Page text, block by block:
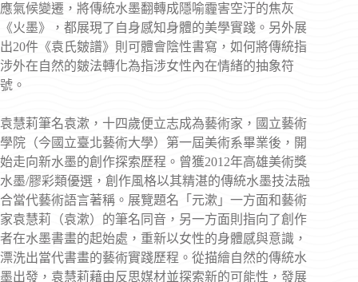
應氣候變遷，將傳統水墨翻轉成隱喻霾害空汙的焦灰
《火墨》，都展現了自身感知身體的美學實踐。另外展
出20件《袁氏皴譜》則可體會陰性書寫，如何將傳統指
涉外在自然的皴法轉化為指涉女性內在情緒的抽象符
號。
袁慧莉筆名袁漱，十四歲便立志成為藝術家，國立藝術
學院（今國立臺北藝術大學）第一屆美術系畢業後，開
始走向新水墨的創作探索歷程。曾獲2012年高雄美術獎
水墨/膠彩類優選，創作風格以其精湛的傳統水墨技法融
合當代藝術語言著稱。展覽題名「元漱」一方面和藝術
家袁慧莉（袁漱）的筆名同音，另一方面則指向了創作
者在水墨書畫的起始處，重新以女性的身體感與意識，
漂洗出當代書畫的藝術實踐歷程。從描繪自然的傳統水
墨出發，袁慧莉藉由反思媒材並探索新的可能性，發展